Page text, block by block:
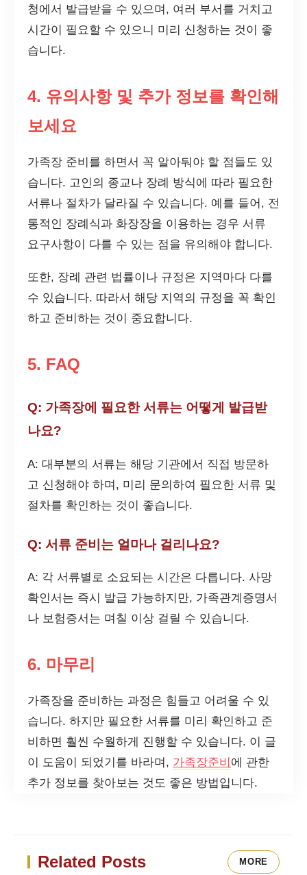
청에서 발급받을 수 있으며, 여러 부서를 거치고
시간이 필요할 수 있으니 미리 신청하는 것이 좋
습니다.
4. 유의사항 및 추가 정보를 확인해
보세요
가족장 준비를 하면서 꼭 알아둬야 할 점들도 있
습니다. 고인의 종교나 장례 방식에 따라 필요한
서류나 절차가 달라질 수 있습니다. 예를 들어, 전
통적인 장례식과 화장장을 이용하는 경우 서류
요구사항이 다를 수 있는 점을 유의해야 합니다.
또한, 장례 관련 법률이나 규정은 지역마다 다를
수 있습니다. 따라서 해당 지역의 규정을 꼭 확인
하고 준비하는 것이 중요합니다.
5. FAQ
Q: 가족장에 필요한 서류는 어떻게 발급받
나요?
A: 대부분의 서류는 해당 기관에서 직접 방문하
고 신청해야 하며, 미리 문의하여 필요한 서류 및
절차를 확인하는 것이 좋습니다.
Q: 서류 준비는 얼마나 걸리나요?
A: 각 서류별로 소요되는 시간은 다릅니다. 사망
확인서는 즉시 발급 가능하지만, 가족관계증명서
나 보험증서는 며칠 이상 걸릴 수 있습니다.
6. 마무리
가족장을 준비하는 과정은 힘들고 어려울 수 있
습니다. 하지만 필요한 서류를 미리 확인하고 준
비하면 훨씬 수월하게 진행할 수 있습니다. 이 글
이 도움이 되었기를 바라며, 가족장준비 에 관한
추가 정보를 찾아보는 것도 좋은 방법입니다.
Related Posts MORE